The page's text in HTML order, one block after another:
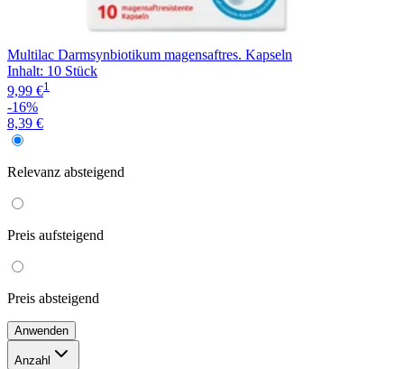
Multilac Darmsynbiotikum magensaftres. Kapseln
Inhalt: 10 Stück
9,99 €1
-16%
8,39 €
Relevanz absteigend
Preis aufsteigend
Preis absteigend
Anwenden
Anzahl